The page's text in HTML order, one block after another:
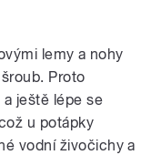
lemy a nohy
Proto
ještě lépe se
u potápky
vodní živočichy a